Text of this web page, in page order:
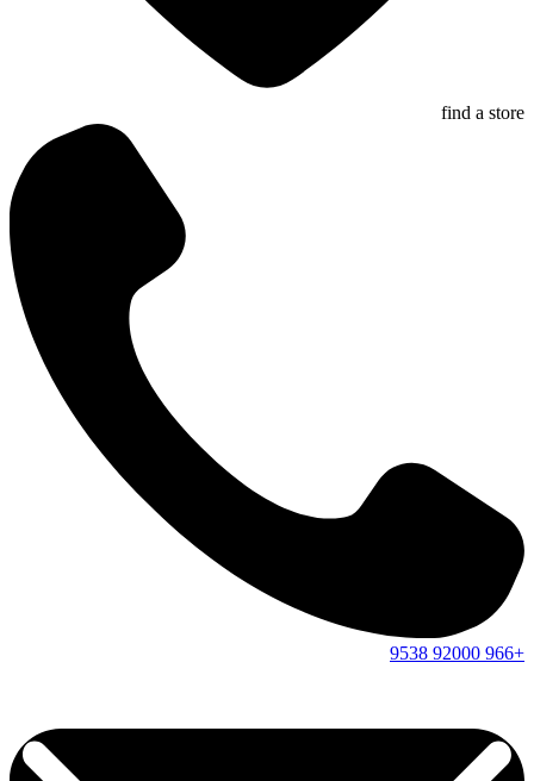
find a store
+966
92000
9538